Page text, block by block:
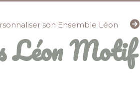
son Ensemble Léon
Léon